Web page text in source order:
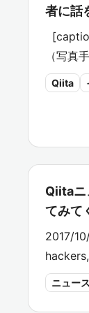
者に話
（写真
Qiita
Qiitaニ
てみて
2017/
ニュース